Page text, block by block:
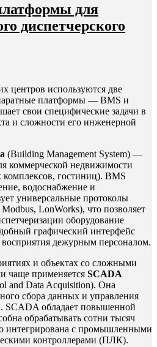
для
диспетчерского
центров используются две
платформы — BMS и
свои специфические задачи в
и сложности его инженерной
(Building Management System) —
коммерческой недвижимости
комплексов, гостиниц). BMS
водоснабжение и
универсальные протоколы
LonWorks), что позволяет
оборудование
графический интерфейс
восприятия дежурным персоналом.
и объектах со сложными
чаще применяется SCADA
and Data Acquisition). Она
сбора данных и управления
SCADA обладает повышенной
обрабатывать сотни тысяч
интегрирована с промышленными
контроллерами (ПЛК).